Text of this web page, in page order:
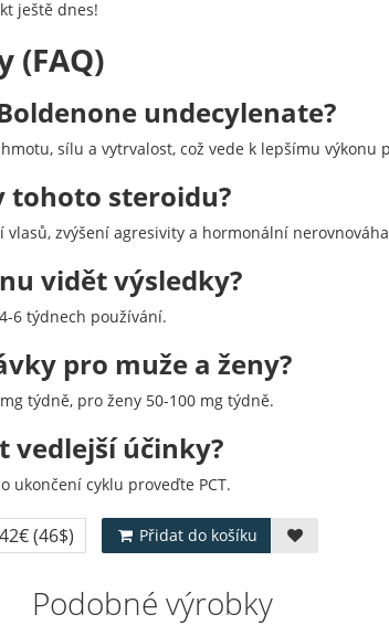
ještě dnes!
(FAQ)
undecylenate?
sílu a vytrvalost, což vede k lepšímu výkonu
tohoto steroidu?
zvýšení agresivity a hormonální
vidět výsledky?
6 týdnech používání.
pro muže a ženy?
týdně, pro ženy 50-100 mg týdně.
vedlejší účinky?
ukončení cyklu proveďte PCT.
42€(46$) Přidat do košíku
Podobné výrobky